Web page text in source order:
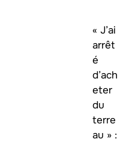
« J’ai
arrêt
é
d’ach
eter
du
terre
au » :